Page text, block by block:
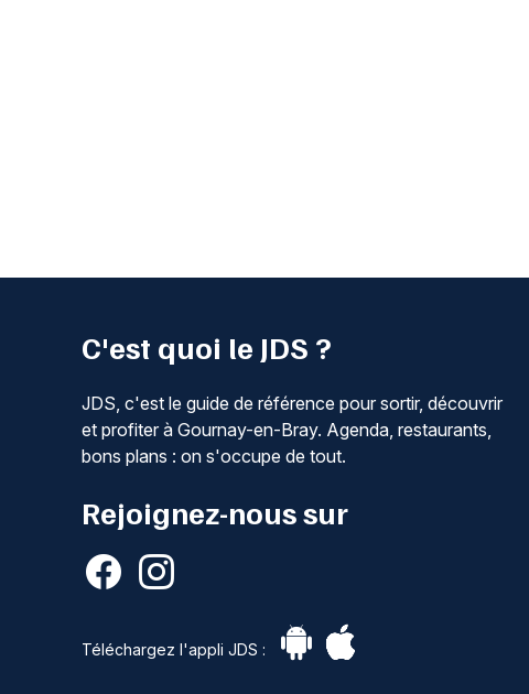
C'est quoi le JDS ?
JDS, c'est le guide de référence pour sortir, découvrir
et profiter à Gournay-en-Bray. Agenda, restaurants,
bons plans : on s'occupe de tout.
Rejoignez-nous sur
Téléchargez l'appli JDS :